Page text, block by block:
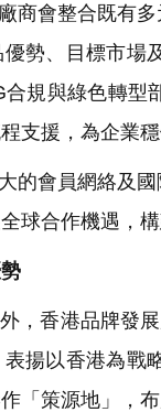
商會整合既有
勢、目標市場
規與綠色轉型
支援，為企業
的會員網絡及
球合作機遇，
，香港品牌發
表揚以香港為
「策源地」，